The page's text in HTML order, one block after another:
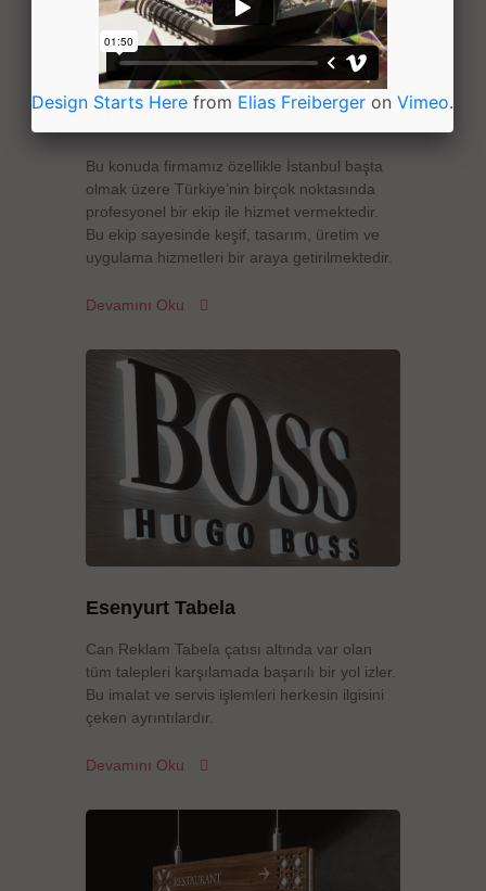
Bu konuda firmamız özellikle İstanbul başta
olmak üzere Türkiye’nin birçok noktasında
profesyonel bir ekip ile hizmet vermektedir.
Bu ekip sayesinde keşif, tasarım, üretim ve
uygulama hizmetleri bir araya getirilmektedir.
Devamını Oku
Esenyurt Tabela
Can Reklam Tabela çatısı altında var olan
tüm talepleri karşılamada başarılı bir yol izler.
Bu imalat ve servis işlemleri herkesin ilgisini
çeken ayrıntılardır.
Devamını Oku
Design Starts Here from Elias Freiberger on Vimeo.